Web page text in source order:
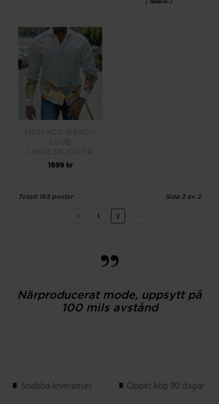
(1699 kr )
MONACO BEACH
CLUB
LINNESKJORTA
1699 kr
Totalt 165 poster Sida 2 av 2
1 2
Närproducerat mode, uppsytt på
100 mils avstånd